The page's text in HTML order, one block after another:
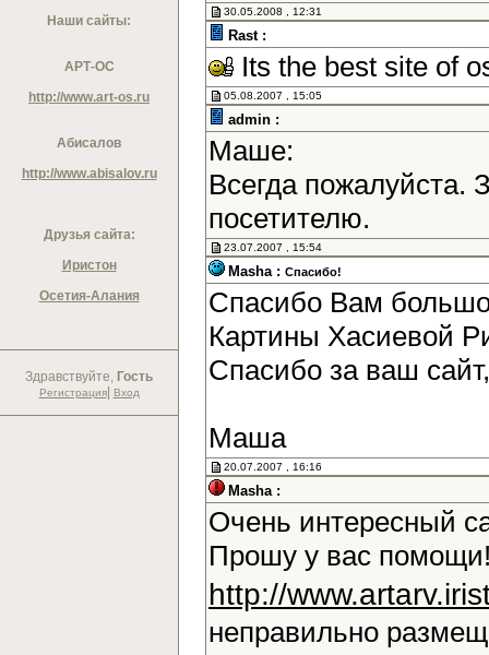
Наши сайты:
АРТ-ОС
http://www.art-os.ru
Абисалов
http://www.abisalov.ru
Друзья сайта:
Иристон
Осетия-Алания
Здравствуйте, Гость
Регистрация| Вход
30.05.2008 , 12:31
Rast :
Its the best site of
05.08.2007 , 15:05
admin :
Маше:
Всегда
посетителю.
23.07.2007 , 15:54
Masha : Спасибо!
Спасибо Вам
Картины Хасиевой
Спасибо за ваш
Маша
20.07.2007 , 16:16
Masha :
Очень интересный
Прошу у вас
http://
неправильно